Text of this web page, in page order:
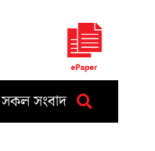
সকল সংবাদ